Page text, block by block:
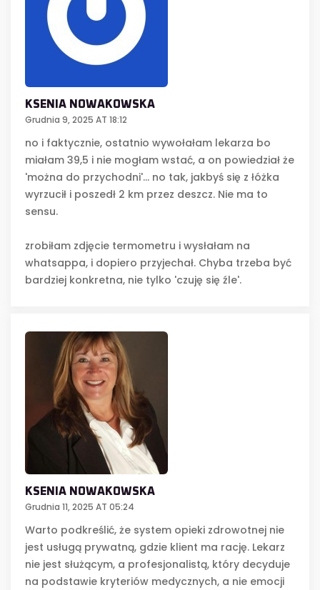
KSENIA NOWAKOWSKA
Grudnia 9, 2025 AT 18:12
no i faktycznie, ostatnio wywołałam lekarza bo
miałam 39,5 i nie mogłam wstać, a on powiedział że
'można do przychodni'... no tak, jakbyś się z łóżka
wyrzucił i poszedł 2 km przez deszcz. Nie ma to
sensu.
zrobiłam zdjęcie termometru i wysłałam na
whatsappa, i dopiero przyjechał. Chyba trzeba być
bardziej konkretna, nie tylko 'czuję się źle'.
KSENIA NOWAKOWSKA
Grudnia 11, 2025 AT 05:24
Warto podkreślić, że system opieki zdrowotnej nie
jest usługą prywatną, gdzie klient ma rację. Lekarz
nie jest służącym, a profesjonalistą, który decyduje
na podstawie kryteriów medycznych, a nie emocji